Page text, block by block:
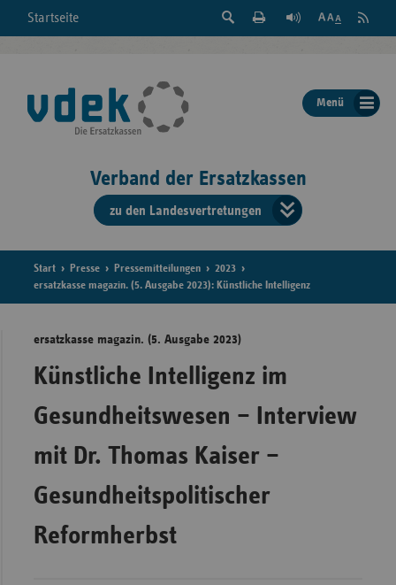
Startseite
Suche
der
Seite
Feed
Menü
Verband der Ersatzkassen
zu den Landesvertretungen
der
Start Presse Pressemitteilungen
2023
ersatzkasse magazin. (5. Ausgabe 2023): Künstliche Intelligenz
ersatzkasse magazin. (5. Ausgabe 2023)
Künstliche Intelligenz im
Gesundheitswesen – Interview
mit Dr. Thomas Kaiser –
Gesundheitspolitischer
Reformherbst